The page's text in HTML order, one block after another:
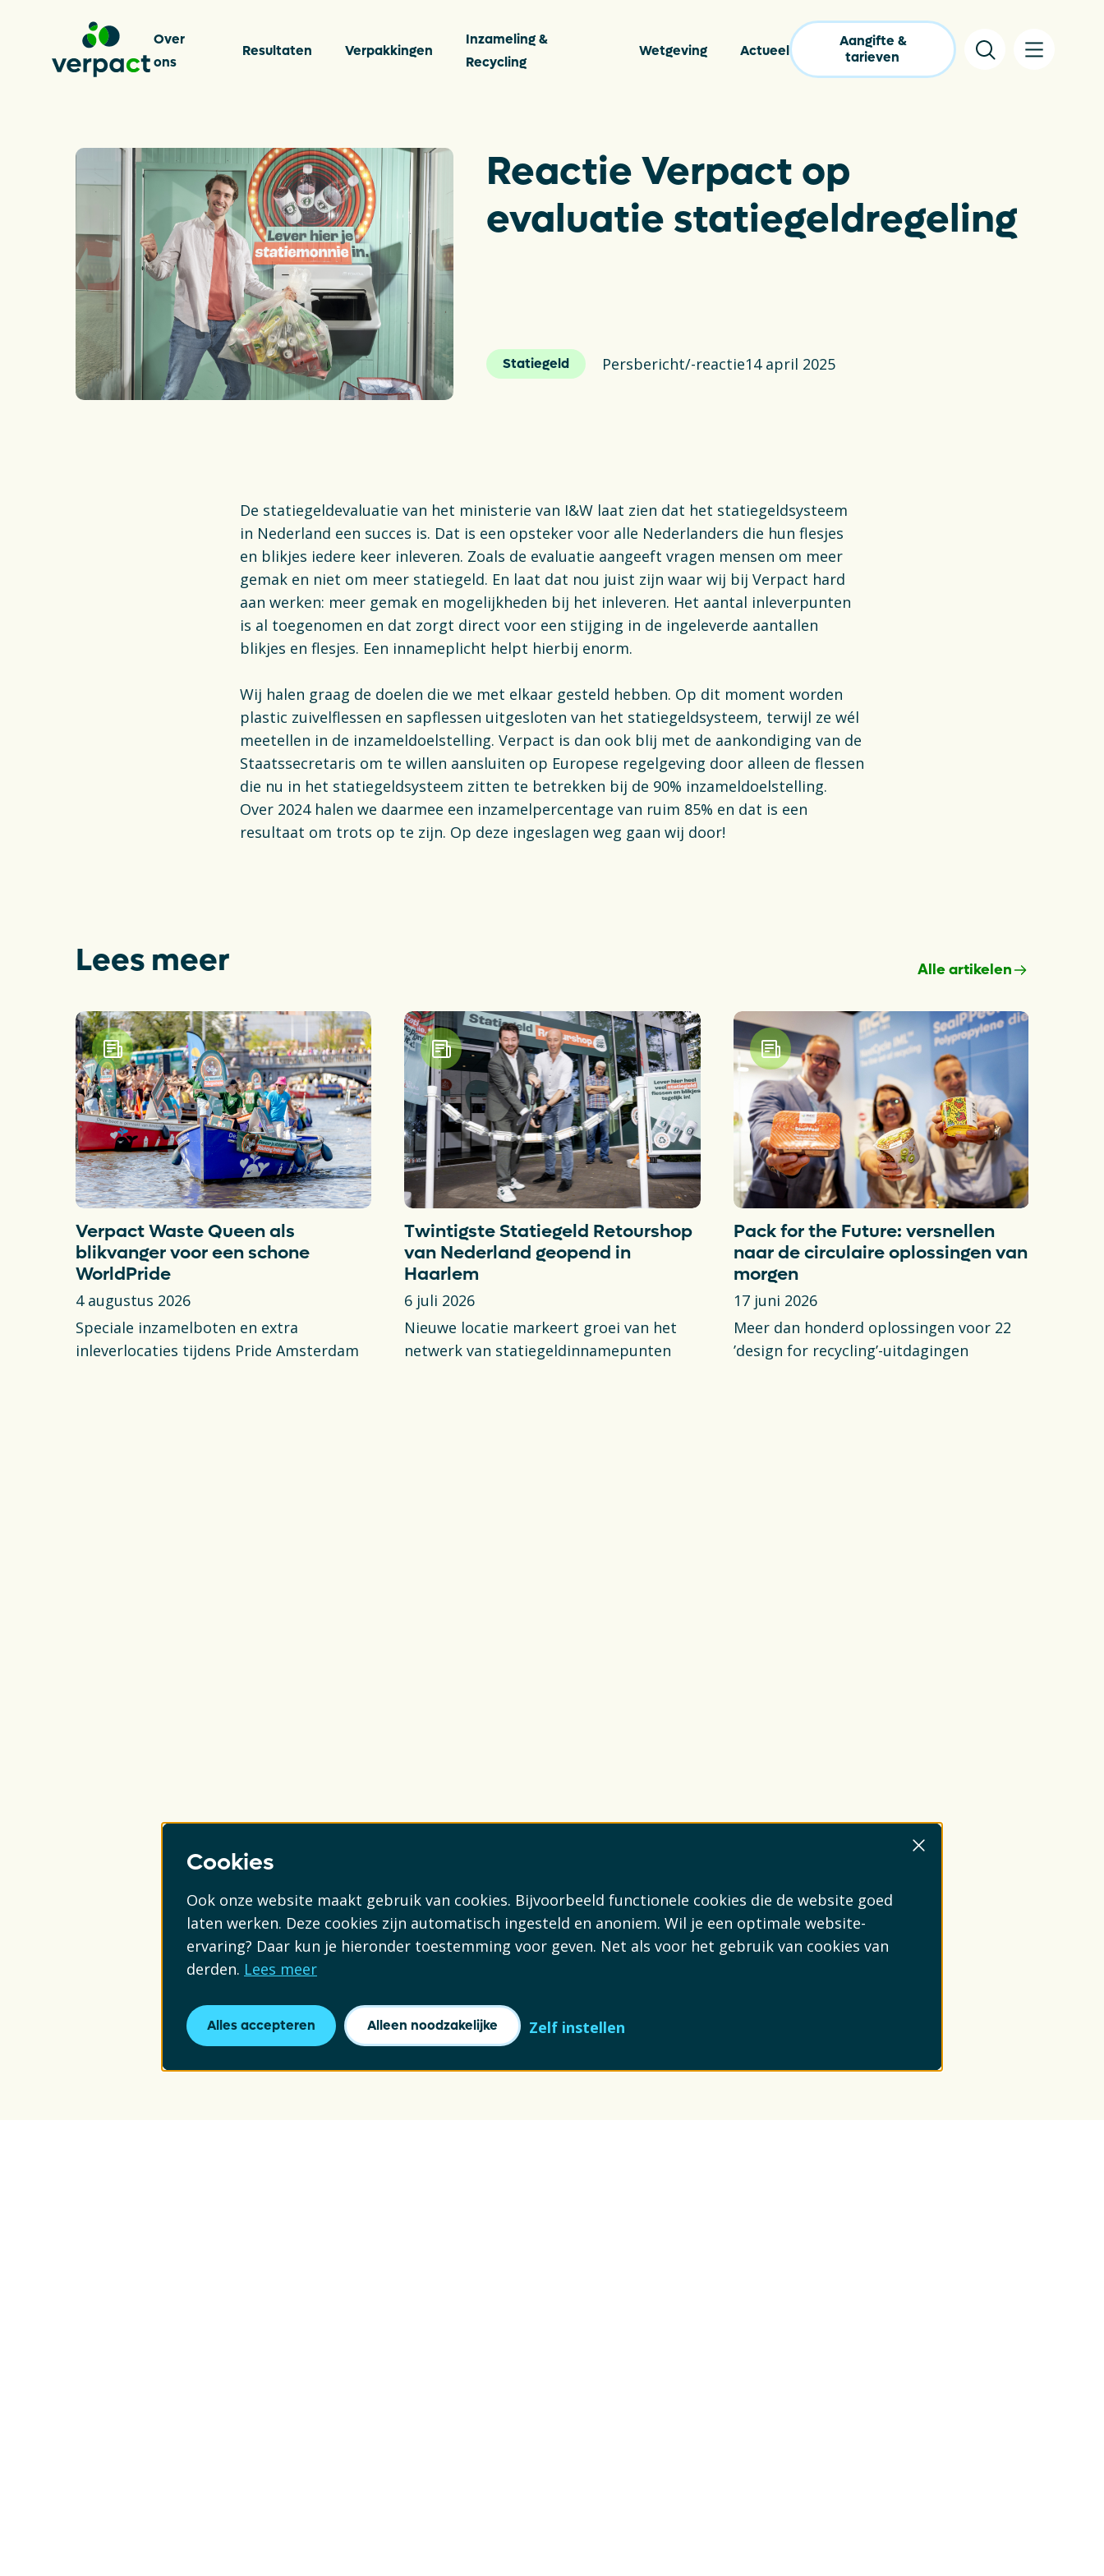
Over
ons
Resultaten Verpakkingen
Inzameling &
Recycling
Wetgeving Actueel
Aangifte &
tarieven
Over ons
Resultaten
Verpakkingen
Inzameling & Recycling
Actueel
Veelgestelde vragen
Verpakkingencatalogus
Pers
De Plastic Wijzer
VacaturesOpens in a new tab
Switch to English
​​​​​​​Reactie Verpact op
evaluatie statiegeldregeling
Statiegeld Persbericht/-reactie14 april 2025
De statiegeldevaluatie van het ministerie van I&W laat zien dat het statiegeldsysteem
in Nederland een succes is. Dat is een opsteker voor alle Nederlanders die hun flesjes
en blikjes iedere keer inleveren. Zoals de evaluatie aangeeft vragen mensen om meer
gemak en niet om meer statiegeld. En laat dat nou juist zijn waar wij bij Verpact hard
aan werken: meer gemak en mogelijkheden bij het inleveren. Het aantal inleverpunten
is al toegenomen en dat zorgt direct voor een stijging in de ingeleverde aantallen
blikjes en flesjes. Een innameplicht helpt hierbij enorm.
Wij halen graag de doelen die we met elkaar gesteld hebben. Op dit moment worden
plastic zuivelflessen en sapflessen uitgesloten van het statiegeldsysteem, terwijl ze wél
meetellen in de inzameldoelstelling. Verpact is dan ook blij met de aankondiging van de
Staatssecretaris om te willen aansluiten op Europese regelgeving door alleen de flessen
die nu in het statiegeldsysteem zitten te betrekken bij de 90% inzameldoelstelling.
Over 2024 halen we daarmee een inzamelpercentage van ruim 85% en dat is een
resultaat om trots op te zijn. Op deze ingeslagen weg gaan wij door!
Lees meer Alle artikelen
Verpact Waste Queen als
blikvanger voor een schone
WorldPride
4 augustus 2026
Speciale inzamelboten en extra
inleverlocaties tijdens Pride Amsterdam
Twintigste Statiegeld Retourshop
van Nederland geopend in
Haarlem
6 juli 2026
Nieuwe locatie markeert groei van het
netwerk van statiegeldinnamepunten
Pack for the Future: versnellen
naar de circulaire oplossingen van
morgen
17 juni 2026
Meer dan honderd oplossingen voor 22
’design for recycling’-uitdagingen
Cookies
Ook onze website maakt gebruik van cookies. Bijvoorbeeld functionele cookies die de website goed
laten werken. Deze cookies zijn automatisch ingesteld en anoniem. Wil je een optimale website-
ervaring? Daar kun je hieronder toestemming voor geven. Net als voor het gebruik van cookies van
derden. Lees meer
Alles accepteren Alleen noodzakelijke Zelf instellen